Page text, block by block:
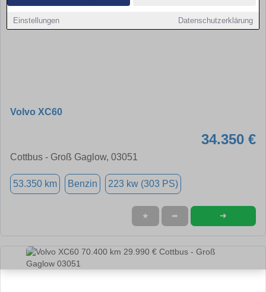
Einstellungen Datenschutzerklärung
Volvo XC60
34.350 €
Cottbus - Groß Gaglow, 03051
53.350 km Benzin 223 kw (303 PS)
★ ➦ ➜